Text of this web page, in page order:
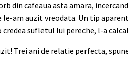
din cafeaua asta amara,
le-am auzit vreodata. Un tip
credea sufletul lui pereche, l-a
Trei ani de relatie perfecta,